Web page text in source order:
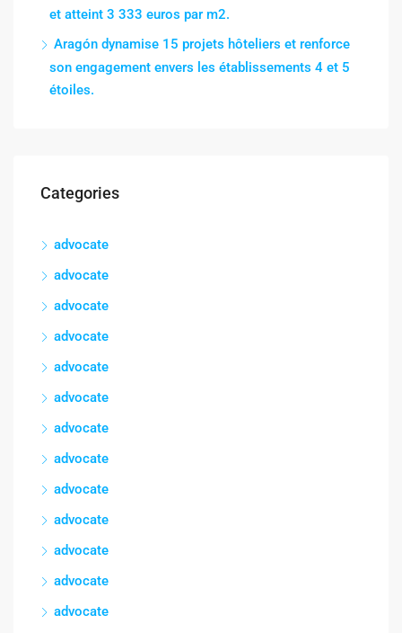
et atteint 3 333 euros par m2.
Aragón dynamise 15 projets hôteliers et renforce
son engagement envers les établissements 4 et 5
étoiles.
Categories
advocate
advocate
advocate
advocate
advocate
advocate
advocate
advocate
advocate
advocate
advocate
advocate
advocate